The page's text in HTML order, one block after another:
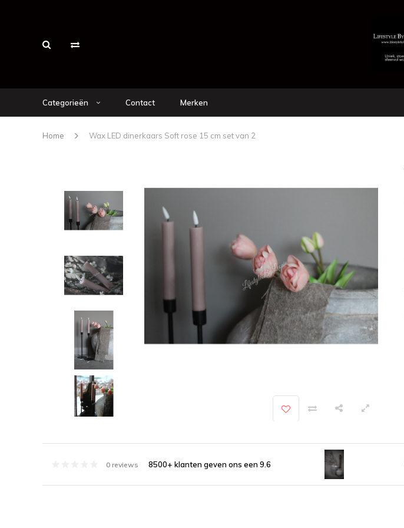
Categorieën Contact Merken
Home Wax LED dinerkaars Soft rose 15 cm set van 2
0 reviews 8500+ klanten geven ons een 9.6